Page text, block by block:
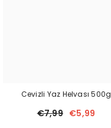
Cevizli Yaz Helvası 500g
€7,99 €5,99